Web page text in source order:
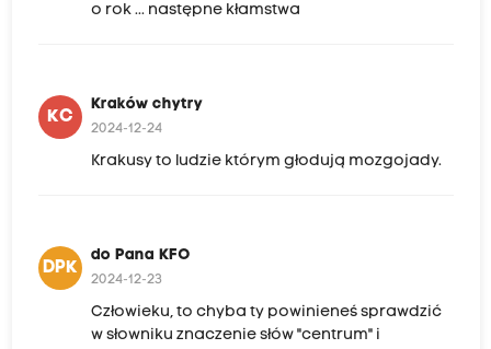
o rok ... następne kłamstwa
KC
Kraków chytry
2024-12-24
Krakusy to ludzie którym głodują mozgojady.
DPK
do Pana KFO
2024-12-23
Człowieku, to chyba ty powinieneś sprawdzić
w słowniku znaczenie słów "centrum" i